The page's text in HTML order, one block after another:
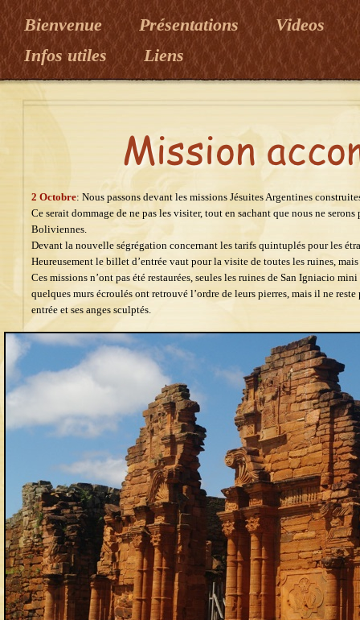
Bienvenue Présentations
Videos
Infos utiles
Liens
2 Octobre: Nous passons devant les missions Jésuites Argentines
Ce serait dommage de ne pas les visiter, tout en sachant que nous ne
Boliviennes.
Devant la nouvelle ségrégation concernant les tarifs quintuplés pour les
Heureusement le billet d’entrée vaut pour la visite de toutes les ruines, mais
Ces missions n’ont pas été restaurées, seules les ruines de San Igniacio
quelques murs écroulés ont retrouvé l’ordre de leurs pierres, mais il ne
entrée et ses anges sculptés.